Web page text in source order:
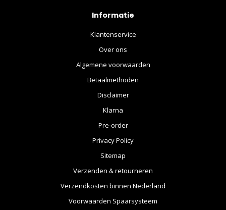
Informatie
Klantenservice
Over ons
Algemene voorwaarden
Betaalmethoden
Disclaimer
Klarna
Pre-order
Privacy Policy
Sitemap
Verzenden & retourneren
Verzendkosten binnen Nederland
Voorwaarden Spaarsysteem